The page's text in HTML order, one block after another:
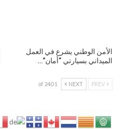
الأمن الوطني يشرع في العمل
الميداني بسيارتي “أمان”…
NEXT
1 of 240